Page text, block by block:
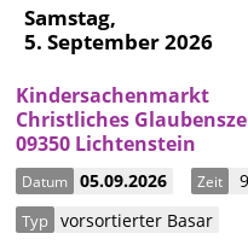
Samstag,
5. September 2026
Kindersachenmarkt
Christliches
09350 Lichtenstein
Datum 05.09.2026 Zeit
Typ vorsortierter Basar